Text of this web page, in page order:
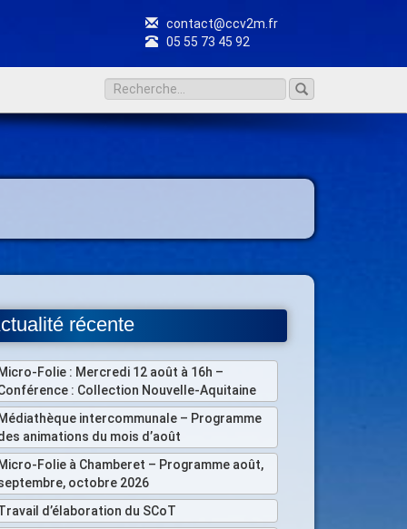
contact@ccv2m.fr
05 55 73 45 92
récente
Folie : Mercredi 12 août à 16h –
: Collection Nouvelle-Aquitaine
intercommunale – Programme
animations du mois d’août
Folie à Chamberet – Programme août,
octobre 2026
d’élaboration du SCoT